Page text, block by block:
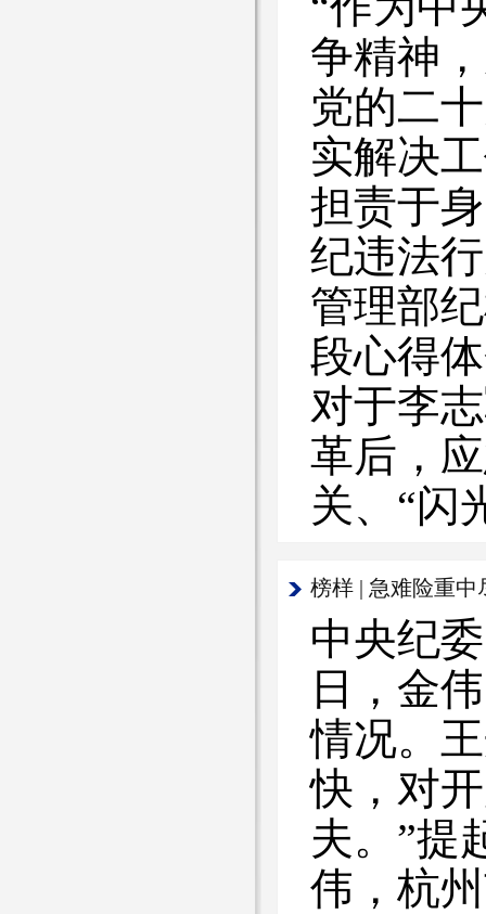
争精神
党的二
实解决
担责于
纪违法
管理部
段心得
对于李
革后，
关、“闪
榜样 | 急难险重
中央纪
日，金
情况。
快，对
夫。”提
伟，杭